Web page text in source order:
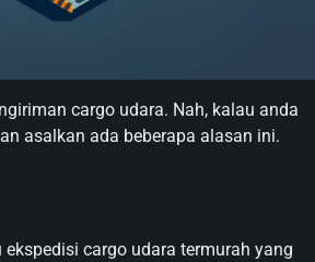
cargo udara. Nah, kalau anda
asalkan ada beberapa alasan ini.
cargo udara termurah yang